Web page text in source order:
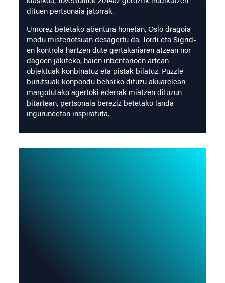
dituen pertsonaia jatorrak.
Umorez betetako abentura honetan, Oslo dragoia
modu misteriotsuan desagertu da. Jordi eta Sigrid-
en kontrola hartzen dute gertakariaren atzean nor
dagoen jakiteko, haien inbentarioen artean
objektuak konbinatuz eta pistak bilatuz. Puzzle
burutsuak konpondu beharko dituzu akuarelean
margotutako agertoki ederrak miatzen dituzun
bitartean, pertsonaia bereziz betetako landa-
inguruneetan inspiratuta.